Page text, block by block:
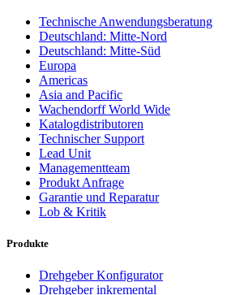
Technische Anwendungsberatung
Deutschland: Mitte-Nord
Deutschland: Mitte-Süd
Europa
Americas
Asia and Pacific
Wachendorff World Wide
Katalogdistributoren
Technischer Support
Lead Unit
Managementteam
Produkt Anfrage
Garantie und Reparatur
Lob & Kritik
Produkte
Drehgeber Konfigurator
Drehgeber inkremental